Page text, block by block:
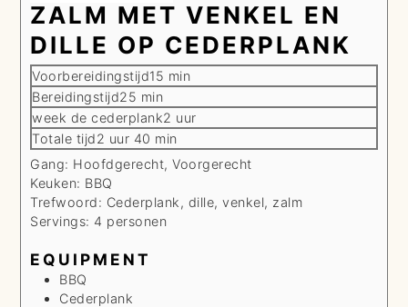
ZALM MET VENKEL EN
DILLE OP CEDERPLANK
Voorbereidingstijd15 minuten
min
Bereidingstijd25 minuten
min
week de cederplank2 uur
uur
Totale tijd2 uur
uur 40 minuten
min
Gang: Hoofdgerecht, Voorgerecht
Keuken: BBQ
Trefwoord: Cederplank, dille, venkel, zalm
Servings: 4 personen
EQUIPMENT
BBQ
Cederplank